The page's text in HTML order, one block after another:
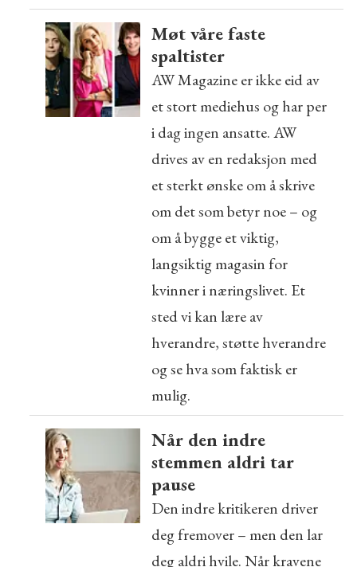
Møt våre faste
spaltister
AW Magazine er ikke eid av
et stort mediehus og har per
i dag ingen ansatte. AW
drives av en redaksjon med
et sterkt ønske om å skrive
om det som betyr noe – og
om å bygge et viktig,
langsiktig magasin for
kvinner i næringslivet. Et
sted vi kan lære av
hverandre, støtte hverandre
og se hva som faktisk er
mulig.
Når den indre
stemmen aldri tar
pause
Den indre kritikeren driver
deg fremover – men den lar
deg aldri hvile. Når kravene